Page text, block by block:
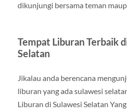
dikunjungi bersama teman
Tempat Liburan Terbaik
Selatan
Jikalau anda berencana
liburan yang ada sulawesi
Liburan di Sulawesi Selatan